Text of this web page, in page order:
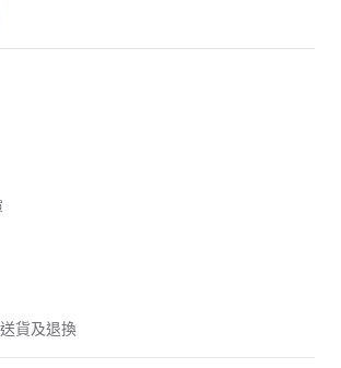
送貨及退換